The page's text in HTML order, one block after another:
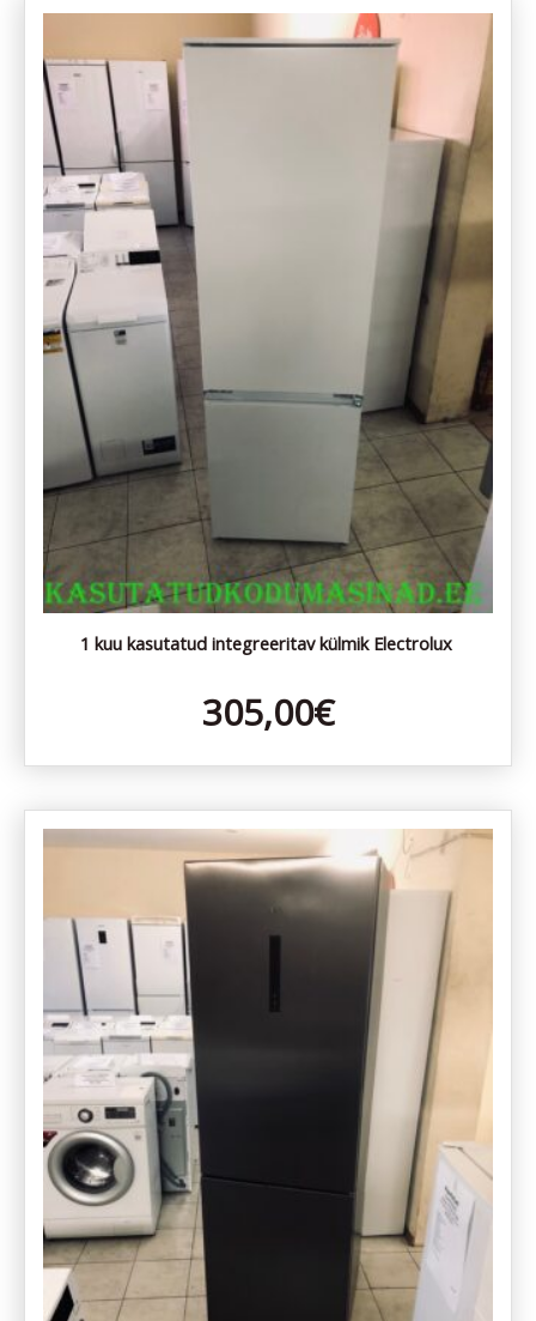
1 kuu kasutatud integreeritav külmik Electrolux
305,00€